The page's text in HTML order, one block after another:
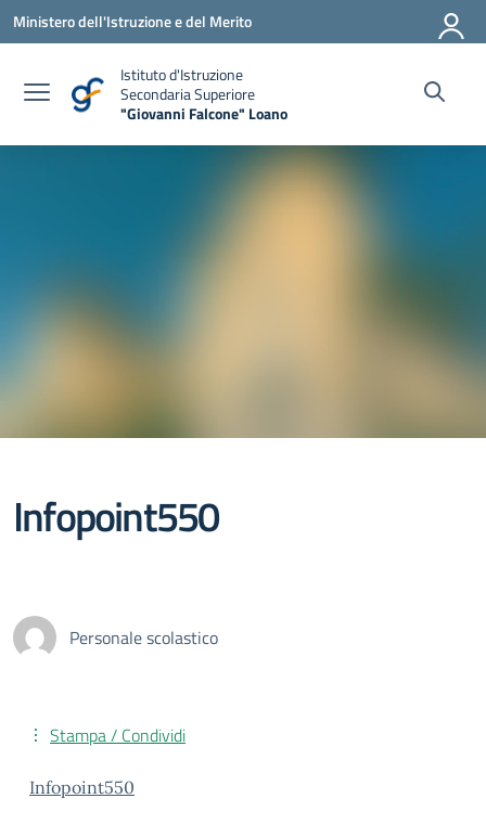
Vai ai contenuti
Vai al menu di navigazione
Vai al footer
Ministero dell'Istruzione e del Merito
Istituto d'Istruzione
Secondaria Superiore
"Giovanni Falcone" Loano
Infopoint550
Personale scolastico
Stampa / Condividi
Infopoint550